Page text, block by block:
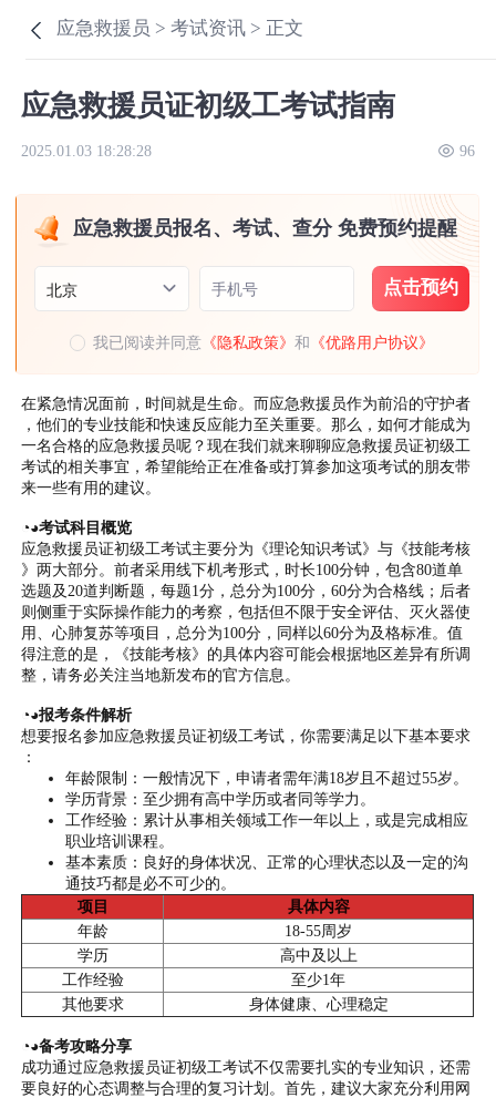
应急救援员 >考试资讯 > 正文
应急救援员证初级工考试指南
2025.01.03 18:28:28 96
应急救援员报名、考试、查分 免费预约提醒
北京 手机号 点击预约
我已阅读并同意 《隐私政策》和 《优路用户协议》
在紧急情况面前，时间就是生命。而应急救援员作为前沿的守护者
，他们的专业技能和快速反应能力至关重要。那么，如何才能成为
一名合格的应急救援员呢？现在我们就来聊聊应急救援员证初级工
考试的相关事宜，希望能给正在准备或打算参加这项考试的朋友带
来一些有用的建议。
◔◕考试科目概览
应急救援员证初级工考试主要分为《理论知识考试》与《技能考核
》两大部分。前者采用线下机考形式，时长100分钟，包含80道单
选题及20道判断题，每题1分，总分为100分，60分为合格线；后者
则侧重于实际操作能力的考察，包括但不限于安全评估、灭火器使
用、心肺复苏等项目，总分为100分，同样以60分为及格标准。值
得注意的是，《技能考核》的具体内容可能会根据地区差异有所调
整，请务必关注当地新发布的官方信息。
◔◕报考条件解析
想要报名参加应急救援员证初级工考试，你需要满足以下基本要求
：
年龄限制：一般情况下，申请者需年满18岁且不超过55岁。
学历背景：至少拥有高中学历或者同等学力。
工作经验：累计从事相关领域工作一年以上，或是完成相应
职业培训课程。
基本素质：良好的身体状况、正常的心理状态以及一定的沟
通技巧都是必不可少的。
项目
具体内容
年龄
18-55周岁
学历
高中及以上
工作经验
至少1年
其他要求
身体健康、心理稳定
◔◕备考攻略分享
成功通过应急救援员证初级工考试不仅需要扎实的专业知识，还需
要良好的心态调整与合理的复习计划。首先，建议大家充分利用网